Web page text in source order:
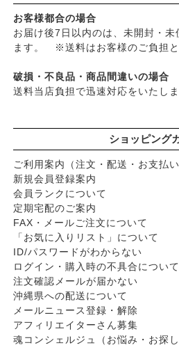
お客様都合の場合
お届け後7日以内のは、未開封・未
ます。 ※送料はお客様のご負担と
破損・不良品・商品間違いの場合
送料当店負担で迅速対応をいたしま
ショッピング
ご利用案内（注文・配送・お支払い
新規会員登録案内
会員ランクについて
定期宅配のご案内
FAX・メールご注文について
「お気に入りリスト」について
ID/パスワードがわからない
ログイン・購入時の不具合について
注文確認メールが届かない
沖縄県への配送について
メールニュース登録・解除
アフィリエイターさん募集
魂コンシェルジュ（お悩み・お探し